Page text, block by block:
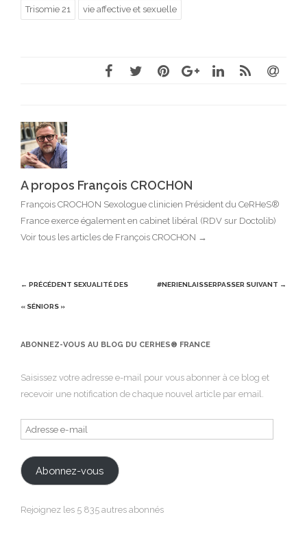
Trisomie 21 vie affective et sexuelle
A propos François CROCHON
François CROCHON Sexologue clinicien Président du CeRHeS®
France exerce également en cabinet libéral (RDV sur Doctolib)
Voir tous les articles de François CROCHON →
Post
navigation
← PRÉCÉDENT SEXUALITÉ DES
« SÉNIORS »
#NERIENLAISSERPASSER SUIVANT →
ABONNEZ-VOUS AU BLOG DU CERHES® FRANCE
Saisissez votre adresse e-mail pour vous abonner à ce blog et
recevoir une notification de chaque nouvel article par email.
Adresse
e-
mail
Abonnez-vous
Rejoignez les 5 835 autres abonnés